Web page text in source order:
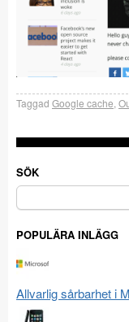
Taggad Google cache
SÖK
Sök
efter:
POPULÄRA INLÄGG
Allvarlig sårbarhet i